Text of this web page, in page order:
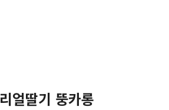
리얼딸기 뚱카롱